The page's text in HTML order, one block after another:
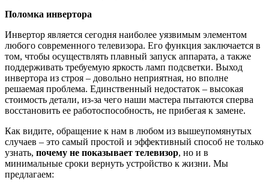
Поломка инвертора
Инвертор является сегодня наиболее уязвимым элементом
любого современного телевизора. Его функция заключается в
том, чтобы осуществлять плавный запуск аппарата, а также
поддерживать требуемую яркость ламп подсветки. Выход
инвертора из строя – довольно неприятная, но вполне
решаемая проблема. Единственный недостаток – высокая
стоимость детали, из-за чего наши мастера пытаются сперва
восстановить ее работоспособность, не прибегая к замене.
Как видите, обращение к нам в любом из вышеупомянутых
случаев – это самый простой и эффективный способ не только
узнать, почему не показывает телевизор, но и в
минимальные сроки вернуть устройство к жизни. Мы
предлагаем: